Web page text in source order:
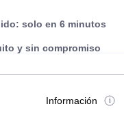
solo en 6 minutos
y sin compromiso
Información